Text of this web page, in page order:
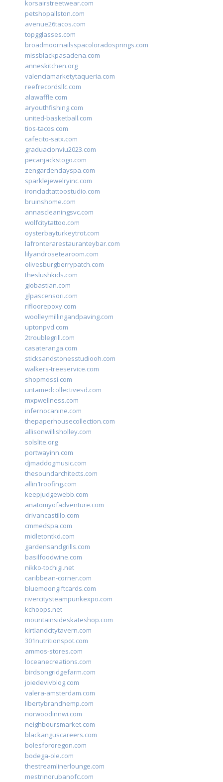
korsairstreetwear.com
petshopallston.com
avenue26tacos.com
topgglasses.com
broadmoornailsspacoloradosprings.com
missblackpasadena.com
anneskitchen.org
valenciamarketytaqueria.com
reefrecordsllc.com
alawaffle.com
aryouthfishing.com
united-basketball.com
tios-tacos.com
cafecito-satx.com
graduacionviu2023.com
pecanjackstogo.com
zengardendayspa.com
sparklejewelryinc.com
ironcladtattoostudio.com
bruinshome.com
annascleaningsvc.com
wolfcitytattoo.com
oysterbayturkeytrot.com
lafronterarestauranteybar.com
lilyandrosetearoom.com
olivesburgberrypatch.com
theslushkids.com
giobastian.com
glpascensori.com
rifloorepoxy.com
woolleymillingandpaving.com
uptonpvd.com
2troublegrill.com
casateranga.com
sticksandstonesstudiooh.com
walkers-treeservice.com
shopmossi.com
untamedcollectivesd.com
mxpwellness.com
infernocanine.com
thepaperhousecollection.com
allisonwillisholley.com
solslite.org
portwayinn.com
djmaddogmusic.com
thesoundarchitects.com
allin1roofing.com
keepjudgewebb.com
anatomyofadventure.com
drivancastillo.com
cmmedspa.com
midletontkd.com
gardensandgrills.com
basilfoodwine.com
nikko-tochigi.net
caribbean-corner.com
bluemoongiftcards.com
rivercitysteampunkexpo.com
kchoops.net
mountainsideskateshop.com
kirtlandcitytavern.com
301nutritionspot.com
ammos-stores.com
loceanecreations.com
birdsongridgefarm.com
joiedevivblog.com
valera-amsterdam.com
libertybrandhemp.com
norwoodinnwi.com
neighboursmarket.com
blackanguscareers.com
bolesfororegon.com
bodega-ole.com
thestreamlinerlounge.com
mestrinorubanofc.com